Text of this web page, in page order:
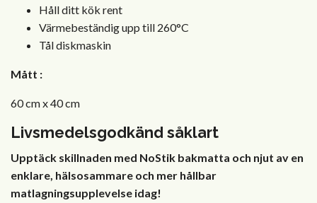
Håll ditt kök rent
Värmebeständig upp till 260°C
Tål diskmaskin
Mått :
60 cm x 40 cm
Livsmedelsgodkänd såklart
Upptäck skillnaden med NoStik bakmatta och njut av en
enklare, hälsosammare och mer hållbar
matlagningsupplevelse idag!